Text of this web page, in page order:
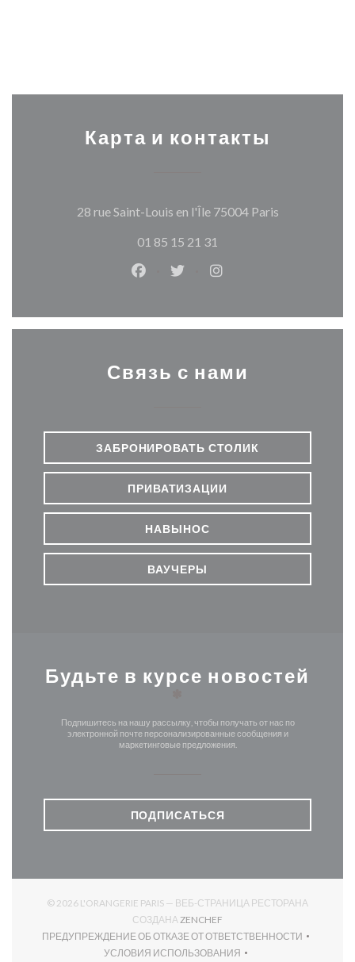
Карта и контакты
28 rue Saint-Louis en l'Île 75004 Paris
01 85 15 21 31
Facebook ((открывается в новом
Twitter ((открывается в
Instagram
Связь с нами
ЗАБРОНИРОВАТЬ СТОЛИК
ПРИВАТИЗАЦИИ
НАВЫНОС
ВАУЧЕРЫ
Будьте в курсе новостей
Подпишитесь на нашу рассылку, чтобы получать от нас по
электронной почте персонализированные сообщения и
маркетинговые предложения.
ПОДПИСАТЬСЯ
© 2026 L'ORANGERIE PARIS — ВЕБ-СТРАНИЦА РЕСТОРАНА
СОЗДАНАZENCHEF
ПРЕДУПРЕЖДЕНИЕ ОБ ОТКАЗЕ ОТ ОТВЕТСТВЕННОСТИ
((ОТКРЫВАЕТСЯ В НОВОМ ОКНЕ))
УСЛОВИЯ ИСПОЛЬЗОВАНИЯ